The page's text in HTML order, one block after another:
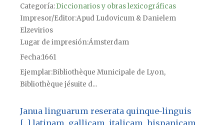
Categoría:Diccionarios y obras lexicográficas
Impresor/Editor Apud Ludovicum & Danielem
Elzevirios
Lugar de impresiónÁmsterdam
Fecha1661
Ejemplar Bibliothèque Municipale de Lyon,
Bibliothèque jésuite d...
Janua linguarum reserata quinque-linguis